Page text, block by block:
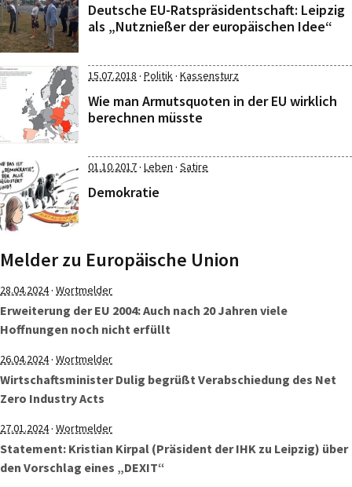
Deutsche EU-Ratspräsidentschaft: Leipzig
als „Nutznießer der europäischen Idee“
15.07.2018 · Politik· Kassensturz
Wie man Armutsquoten in der EU wirklich
berechnen müsste
01.10.2017· Leben · Satire
Demokratie
Melder zu Europäische Union
28.04.2024· Wortmelder
Erweiterung der EU 2004: Auch nach 20 Jahren viele
Hoffnungen noch nicht erfüllt
26.04.2024· Wortmelder
Wirtschaftsminister Dulig begrüßt Verabschiedung des Net
Zero Industry Acts
27.01.2024· Wortmelder
Statement: Kristian Kirpal (Präsident der IHK zu Leipzig) über
den Vorschlag eines „DEXIT“